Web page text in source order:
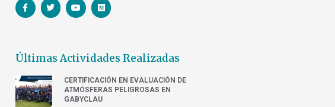
Últimas Actividades Realizadas
CERTIFICACIÓN EN EVALUACIÓN DE
ATMÓSFERAS PELIGROSAS EN
GABYCLAU